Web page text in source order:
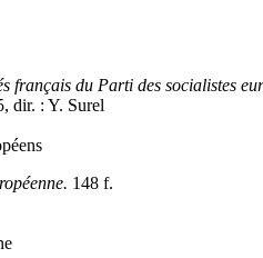
français du Parti des socialistes
dir. : Y. Surel
148 f.